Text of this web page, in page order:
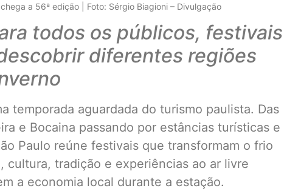
a 56ª edição | Foto: Sérgio Biagioni – Divulgação
todos os públicos, festivais
diferentes regiões
temporada aguardada do turismo paulista. Das
e Bocaina passando por estâncias turísticas e
Paulo reúne festivais que transformam o frio
cultura, tradição e experiências ao ar livre
a economia local durante a estação.